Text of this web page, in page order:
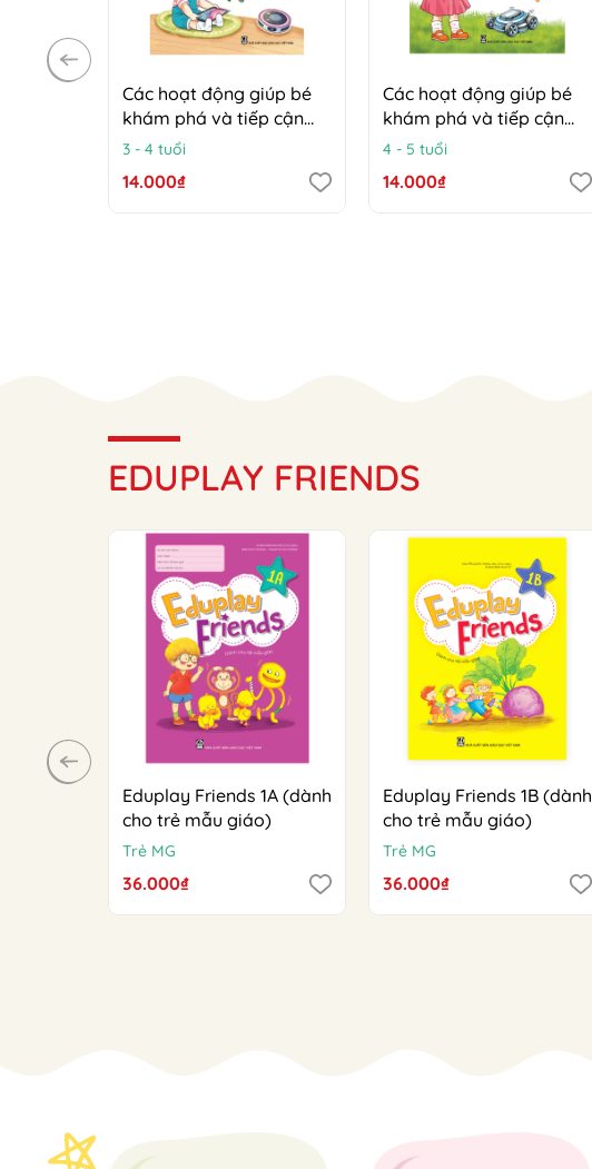
Các hoạt động giúp bé
khám phá và tiếp cận
công nghệ (Trẻ 3 - 4 tuổi)
3 - 4 tuổi
14.000₫
Các hoạt động giúp bé
khám phá và tiếp cận
công nghệ (Trẻ 4 - 5 tuổi)
4 - 5 tuổi
14.000₫
EDUPLAY FRIENDS
Eduplay Friends 1A (dành
cho trẻ mẫu giáo)
Trẻ MG
36.000₫
Eduplay Friends 1B (dành
cho trẻ mẫu giáo)
Trẻ MG
36.000₫